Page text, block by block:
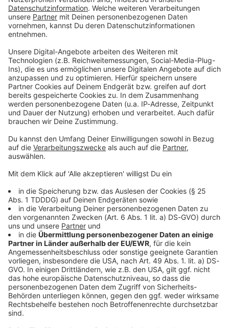
Du möchtest uns etwas sagen?
Studio Hotline
Kontaktformular
Sprachnachricht
© dpa-infocom, dpa:260217-930-698218/1
Bayern